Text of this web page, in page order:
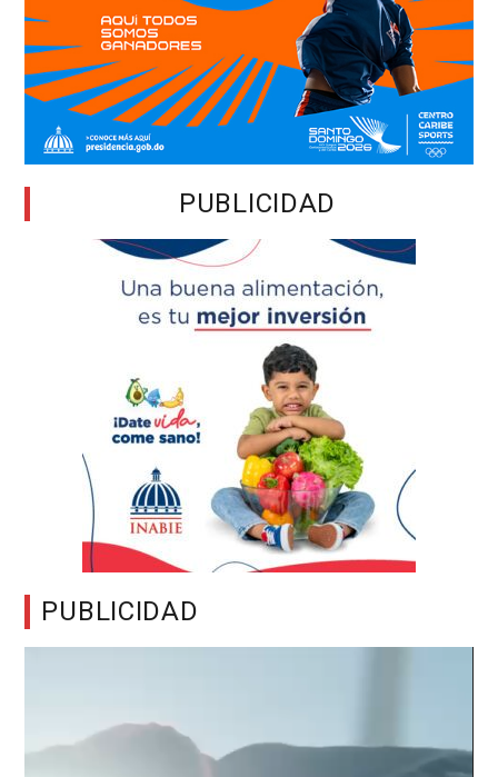
PUBLICIDAD
PUBLICIDAD